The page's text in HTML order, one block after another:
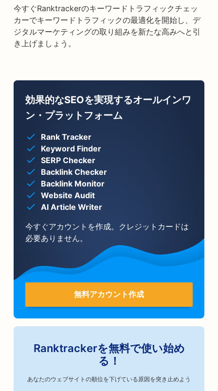
今すぐRanktrackerのキーワードトラフィックチェッ
カーでキーワードトラフィックの最適化を開始し、デ
ジタルマーケティングの取り組みを新たな高みへと引
き上げましょう。
効果的なSEOを実現するオールインワ
ン・プラットフォーム
Rank Tracker
Keyword Finder
SERP Checker
Backlink Checker
Backlink Monitor
Website Audit
AI Article Writer
今すぐアカウントを作成。クレジットカードは
必要ありません。
無料アカウント作成
Ranktrackerを無料で使い始め
る！
あなたのウェブサイトの順位を下げている原因を突き止めよう